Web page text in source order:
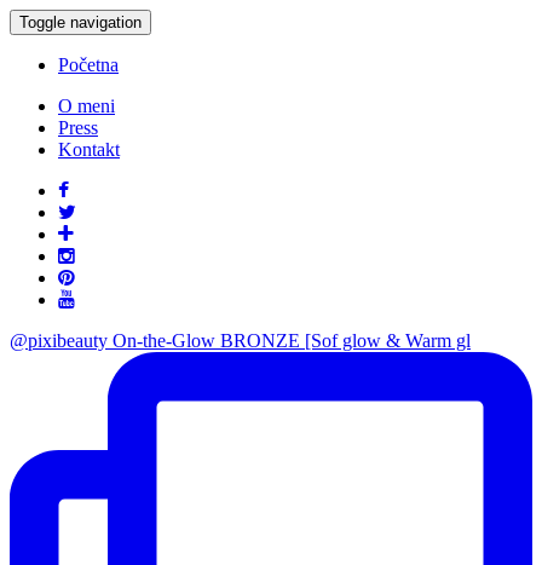
Toggle navigation
Početna
O meni
Press
Kontakt
@pixibeauty On-the-Glow BRONZE [Sof glow & Warm gl